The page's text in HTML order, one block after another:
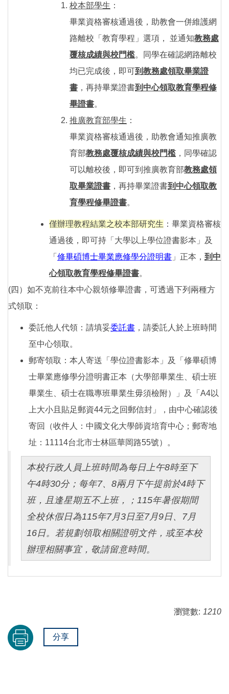
校本部學生 ：
畢業資格審核通過後，助教會一併維護網
路離校「教育學程」選項， 並通知教務處
覆核成績與校門檻。同學在確認網路離校
均已完成後，即可到教務處領取畢業證
書 ，再持畢業證書到中心領取教育學程修
畢證書。
推廣教育部學生 ：
畢業資格審核通過後，助教會通知推廣教
育部教務處覆核成績與校門檻 ，同學確認
可以離校後，即可到推廣教育部教務處領
取畢業證書 ，再持畢業證書到中心領取教
育學程修畢證書。
僅辦理教程結業之校本部研究生 ：畢業資格審核
通過後，即可持「大學以上學位證書影本」及
「 修畢碩博士畢業應修學分證明書 」正本， 到中
心領取教育學程修畢證書。
(四）如不克前往本中心親領修畢證書，可透過下列兩種方
式領取：
委託他人代領：請填妥委託書 ，請委託人於上班時間
至中心領取。
郵寄領取：本人寄送「學位證書影本」及「修畢碩博
士畢業應修學分證明書正本（大學部畢業生、碩士班
畢業生、碩士在職專班畢業生毋須檢附）」及「A4以
上大小且貼足郵資44元之回郵信封」，由中心確認後
寄回（收件人：中國文化大學師資培育中心；郵寄地
址：11114台北市士林區華岡路55號）。
本校行政人員上班時間為每日上午8時至下
午4時30分；每年7、8兩月下午提前於4時下
班，且逢星期五不上班，；115年暑假期間
全校休假日為115年7月3日至7月9日、7月
16日。若規劃領取相關證明文件，或至本校
辦理相關事宜，敬請留意時間。
瀏覽數: 1210
分享